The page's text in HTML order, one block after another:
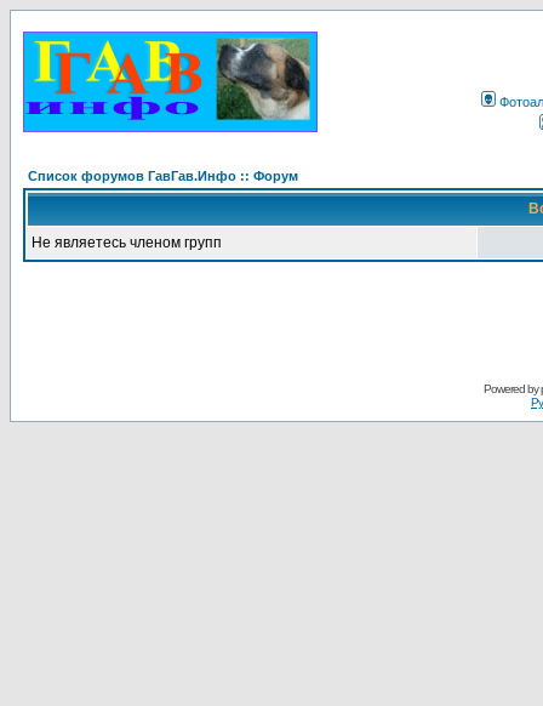
Список форумов ГавГав.Инфо :: Форум
Не являетесь членом групп
Powered by